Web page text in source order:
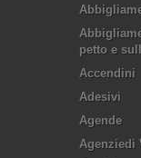
petto e
Accendini
Adesivi
Agende
Agenziedi